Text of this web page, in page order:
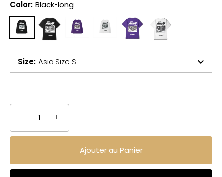
Color: Black-long
Size: Asia Size S
− +
Ajouter au Panier